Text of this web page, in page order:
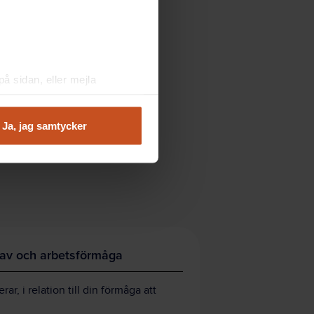
sidan, eller mejla
Ja, jag samtycker
och arbetsförmåga
i relation till din förmåga att